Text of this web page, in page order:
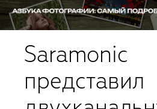
Saramonic
представил